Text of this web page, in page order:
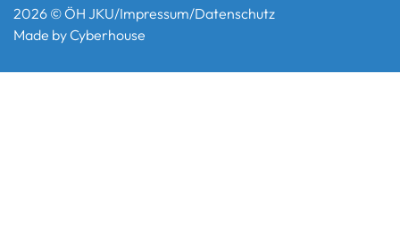
2026 © ÖH JKU/Impressum/Datenschutz
Made byCyberhouse